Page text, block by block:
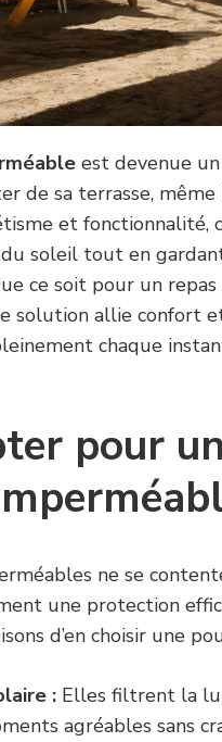
est devenue
de sa terrasse,
et
soleil tout en
ce soit pour un
solution allie confort
chaque
pour
ne se
une protection
d’en choisir une
: Elles filtrent la
agréables sans